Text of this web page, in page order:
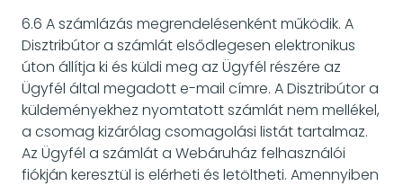
6.6 A számlázás megrendelésenként működik. A
Disztribútor a számlát elsődlegesen elektronikus
úton állítja ki és küldi meg az Ügyfél részére az
Ügyfél által megadott e-mail címre. A Disztribútor a
küldeményekhez nyomtatott számlát nem mellékel,
a csomag kizárólag csomagolási listát tartalmaz.
Az Ügyfél a számlát a Webáruház felhasználói
fiókján keresztül is elérheti és letöltheti. Amennyiben